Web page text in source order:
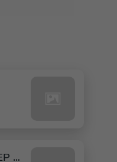
109. ШВЕПС ВИШНА И ПИПЕР КЕН - 330МЛ.